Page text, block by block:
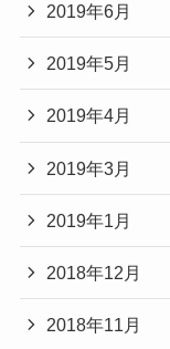
2019年6月
2019年5月
2019年4月
2019年3月
2019年1月
2018年12月
2018年11月